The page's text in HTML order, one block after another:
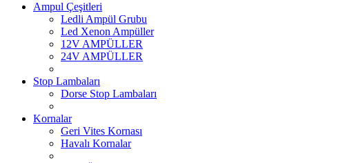
Ampul Çeşitleri
Ledli Ampül Grubu
Led Xenon Ampüller
12V AMPÜLLER
24V AMPÜLLER
Stop Lambaları
Dorse Stop Lambaları
Kornalar
Geri Vites Kornası
Havalı Kornalar